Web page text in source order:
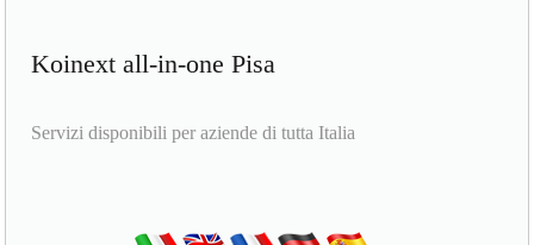
Koinext all-in-one Pisa
Servizi disponibili per aziende di tutta Italia